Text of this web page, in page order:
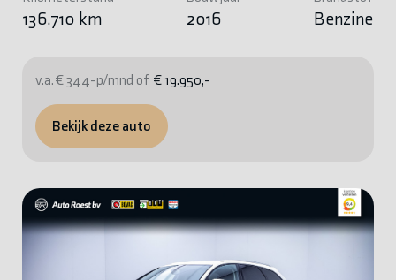
136.710 km 2016 Benzine
v.a. € 344-p/mnd of € 19.950,-
Bekijk deze auto